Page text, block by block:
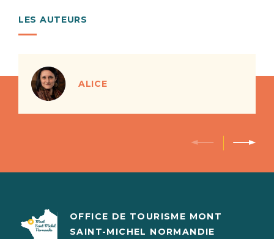
LES AUTEURS
ALICE
OFFICE DE TOURISME MONT
SAINT-MICHEL NORMANDIE